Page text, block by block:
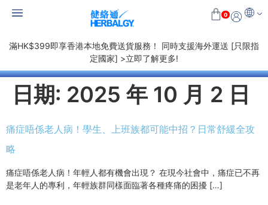
0
滿HK$399即享香港本地免費送貨服務！ 同時支援海外運送 [只限指
定國家] >立即了解更多!
日期: 2025 年 10 月 2 日
痛症唔係老人病！學生、上班族都可能中招？日常舒緩全攻
略
痛症唔係老人病！年輕人都有機會出現？ 在現今社會中，痛症已不再
是老年人的專利，年輕族群同樣面臨著各種疼痛的困擾 […]